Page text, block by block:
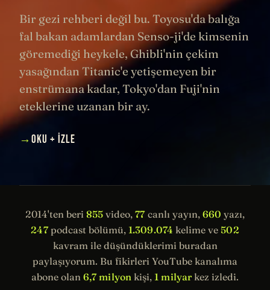
Bir gezi rehberi değil bu. Toyosu'da balığa
fal bakan adamlardan Senso-ji'de kimsenin
göremediği heykele, Ghibli'nin çekim
yasağından Titanic'e yetişemeyen bir
enstrümana kadar, Tokyo'dan Fuji'nin
eteklerine uzanan bir ay.
→ OKU + İZLE
2014'ten beri 855 video,77canlı yayın, 660 yazı,
247podcast bölümü, 1.309.074 kelime ve 502
kavram ile düşündüklerimi buradan
paylaşıyorum. Bu fikirleri YouTube kanalıma
abone olan 6,7 milyon kişi, 1 milyarkez izledi.